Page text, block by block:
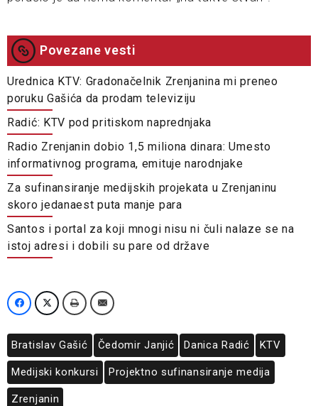
Povezane vesti
Urednica KTV: Gradonačelnik Zrenjanina mi preneo
poruku Gašića da prodam televiziju
Radić: KTV pod pritiskom naprednjaka
Radio Zrenjanin dobio 1,5 miliona dinara: Umesto
informativnog programa, emituje narodnjake
Za sufinansiranje medijskih projekata u Zrenjaninu
skoro jedanaest puta manje para
Santos i portal za koji mnogi nisu ni čuli nalaze se na
istoj adresi i dobili su pare od države
Bratislav Gašić Čedomir Janjić Danica Radić KTV
Medijski konkursi Projektno sufinansiranje medija
Zrenjanin